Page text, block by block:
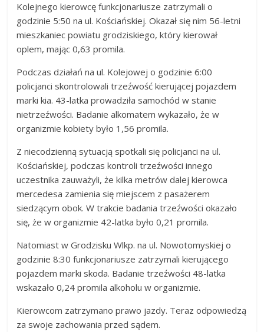
Kolejnego kierowcę funkcjonariusze zatrzymali o
godzinie 5:50 na ul. Kościańskiej. Okazał się nim 56-letni
mieszkaniec powiatu grodziskiego, który kierował
oplem, mając 0,63 promila.
Podczas działań na ul. Kolejowej o godzinie 6:00
policjanci skontrolowali trzeźwość kierującej pojazdem
marki kia. 43-latka prowadziła samochód w stanie
nietrzeźwości. Badanie alkomatem wykazało, że w
organizmie kobiety było 1,56 promila.
Z niecodzienną sytuacją spotkali się policjanci na ul.
Kościańskiej, podczas kontroli trzeźwości innego
uczestnika zauważyli, że kilka metrów dalej kierowca
mercedesa zamienia się miejscem z pasażerem
siedzącym obok. W trakcie badania trzeźwości okazało
się, że w organizmie 42-latka było 0,21 promila.
Natomiast w Grodzisku Wlkp. na ul. Nowotomyskiej o
godzinie 8:30 funkcjonariusze zatrzymali kierującego
pojazdem marki skoda. Badanie trzeźwości 48-latka
wskazało 0,24 promila alkoholu w organizmie.
Kierowcom zatrzymano prawo jazdy. Teraz odpowiedzą
za swoje zachowania przed sądem.